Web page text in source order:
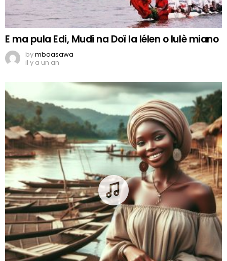
E ma pula Edi, Mudi na Doï la lélen o lulè miano
bymboasawa
il y a un an